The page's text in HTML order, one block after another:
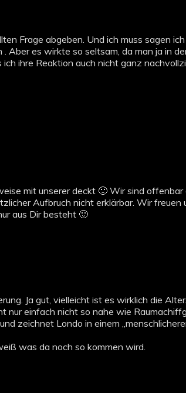
Frage abgeben. Und ich muss sagen
es wirkte so seltsam, da man ja in
ihre Reaktion auch nicht ganz
mit unserer deckt 🙂 Wir sind
Aufbruch nicht erklärbar. Wir freuen
aus Dir besteht 🙂
Ja gut, vielleicht ist es wirklich die
einfach nicht so nahe wie
zeichnet Londo in einem
was da noch so kommen wird.